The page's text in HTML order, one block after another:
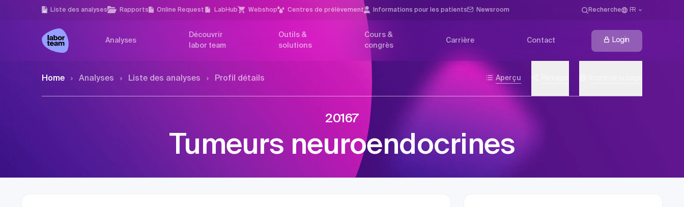
Liste des analyses Rapports Online Request LabHub Webshop Centres de prélèvement Infor­mations pour les patients Newsroom Recherche FR
Analyses
Découvrir
labor team
Outils &
solutions
Cours &
congrès
Carrière Contact Login
Home Analyses Liste des analyses Profil détails Aperçu
20167
Tumeurs neuroendocrines